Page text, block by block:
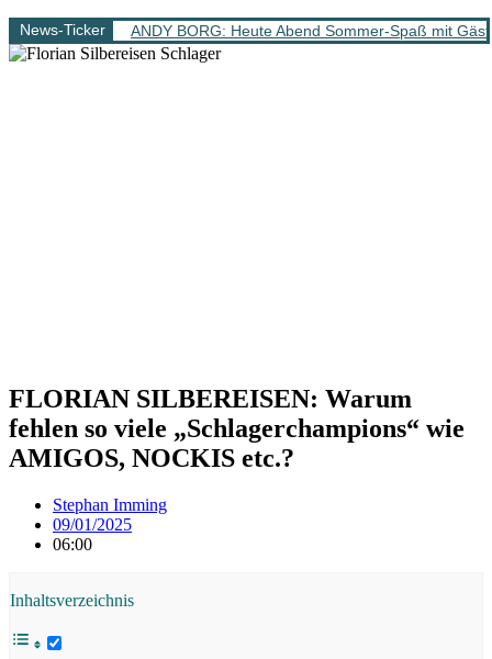
News-Ticker ANDY BORG: Heute Abend Sommer-Spaß mit
FLORIAN SILBEREISEN: Warum
fehlen so viele „Schlagerchampions“ wie
AMIGOS, NOCKIS etc.?
Stephan Imming
09/01/2025
06:00
Inhaltsverzeichnis